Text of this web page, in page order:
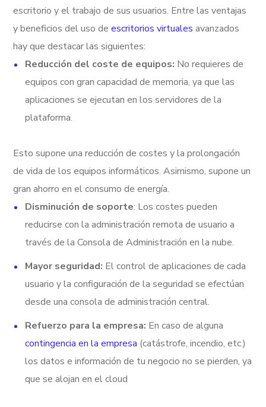
escritorio y el trabajo de sus usuarios. Entre las ventajas
y beneficios del uso deescritorios virtuales avanzados
hay que destacar las siguientes:
Reducción del coste de equipos: No requieres de
equipos con gran capacidad de memoria, ya que las
aplicaciones se ejecutan en los servidores de la
plataforma.
Esto supone una reducción de costes y la prolongación
de vida de los equipos informáticos. Asimismo, supone un
gran ahorro en el consumo de energía.
Disminución de soporte: Los costes pueden
reducirse con la administración remota de usuario a
través de la Consola de Administración en la nube.
Mayor seguridad: El control de aplicaciones de cada
usuario y la configuración de la seguridad se efectúan
desde una consola de administración central.
Refuerzo para la empresa: En caso de alguna
contingencia en la empresa (catástrofe, incendio, etc.)
los datos e información de tu negocio no se pierden, ya
que se alojan en el cloud